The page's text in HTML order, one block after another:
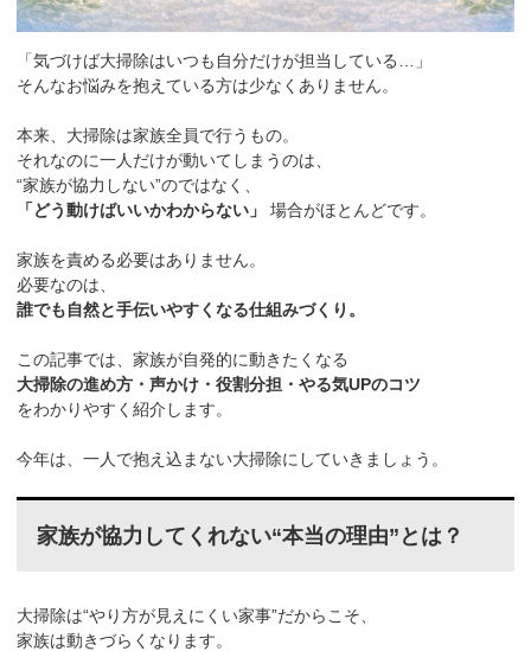
「気づけば大掃除はいつも自分だけが担当している…」
そんなお悩みを抱えている方は少なくありません。
本来、大掃除は家族全員で行うもの。
それなのに一人だけが動いてしまうのは、
“家族が協力しない”のではなく、
「どう動けばいいかわからない」
場合がほとんどです。
家族を責める必要はありません。
必要なのは、
誰でも自然と手伝いやすくなる仕組みづくり。
この記事では、家族が自発的に動きたくなる
大掃除の進め方・声かけ・役割分担・やる気UPのコツ
をわかりやすく紹介します。
今年は、一人で抱え込まない大掃除にしていきましょう。
家族が協力してくれない“本当の理由”とは？
大掃除は“やり方が見えにくい家事”だからこそ、
家族は動きづらくなります。